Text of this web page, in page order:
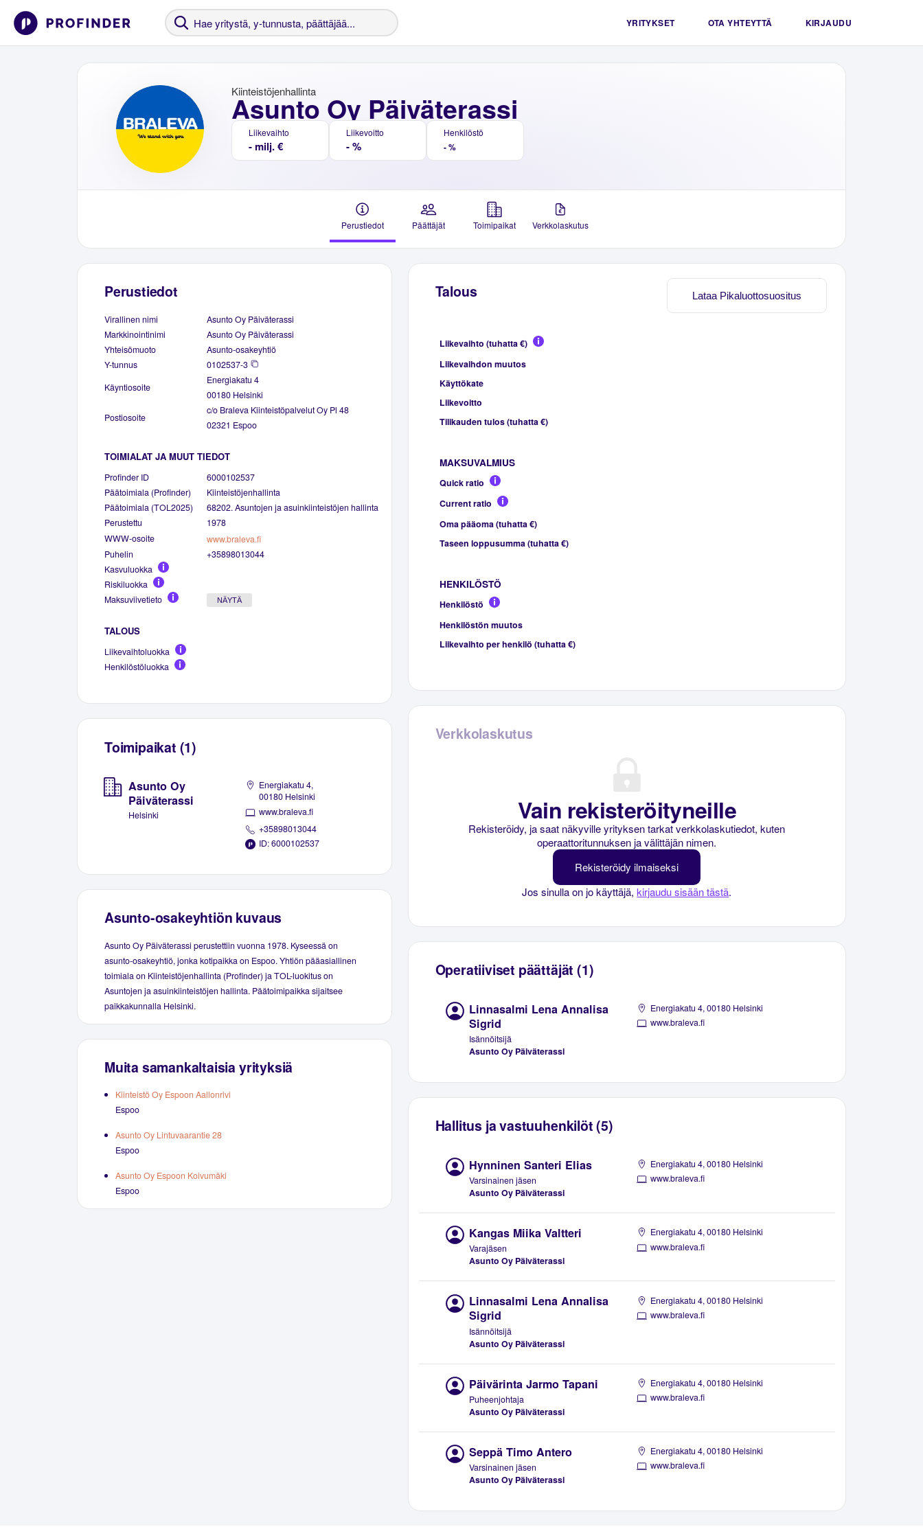
YRITYKSET OTA YHTEYTTÄ KIRJAUDU
Asunto Oy Päiväterassi
Kiinteistöjenhallinta
Liikevaihto
- milj. €
Liikevoitto
- %
Henkilöstö
- %
Perustiedot Päättäjät Toimipaikat Verkkolaskutus
Perustiedot
Virallinen nimi
Asunto Oy Päiväterassi
Markkinointinimi
Asunto Oy Päiväterassi
Yhteisömuoto
Asunto-osakeyhtiö
Y-tunnus
0102537-3
Käyntiosoite
Energiakatu 4
00180 Helsinki
Postiosoite
c/o Braleva Kiinteistöpalvelut Oy Pl 48
02321 Espoo
TOIMIALAT JA MUUT TIEDOT
Profinder ID
6000102537
Päätoimiala (Profinder)
Kiinteistöjenhallinta
Päätoimiala (TOL2025)
68202. Asuntojen ja asuinkiinteistöjen hallinta
Perustettu
1978
WWW-osoite
www.braleva.fi
Puhelin
+35898013044
Kasvuluokka
Riskiluokka
Maksuviivetieto
NÄYTÄ
TALOUS
Liikevaihtoluokka
Henkilöstöluokka
Toimipaikat (1)
Asunto Oy
Päiväterassi
Helsinki
Energiakatu 4,
00180 Helsinki
www.braleva.fi
+35898013044
ID: 6000102537
Asunto-osakeyhtiön kuvaus
Asunto Oy Päiväterassi perustettiin vuonna 1978. Kyseessä on
asunto-osakeyhtiö, jonka kotipaikka on Espoo. Yhtiön pääasiallinen
toimiala on Kiinteistöjenhallinta (Profinder) ja TOL-luokitus on
Asuntojen ja asuinkiinteistöjen hallinta. Päätoimipaikka sijaitsee
paikkakunnalla Helsinki.
Muita samankaltaisia yrityksiä
Kiinteistö Oy Espoon Aallonrivi
Espoo
Asunto Oy Lintuvaarantie 28
Espoo
Asunto Oy Espoon Koivumäki
Espoo
Lataa Pikaluottosuositus
Talous
Liikevaihto (tuhatta €)
Liikevaihdon muutos
Käyttökate
Liikevoitto
Tilikauden tulos (tuhatta €)
MAKSUVALMIUS
Quick ratio
Current ratio
Oma pääoma (tuhatta €)
Taseen loppusumma (tuhatta €)
HENKILÖSTÖ
Henkilöstö
Henkilöstön muutos
Liikevaihto per henkilö (tuhatta €)
Verkkolaskutus
Vain rekisteröityneille
Rekisteröidy, ja saat näkyville yrityksen tarkat verkkolaskutiedot, kuten
operaattoritunnuksen ja välittäjän nimen.
Rekisteröidy ilmaiseksi
Jos sinulla on jo käyttäjä,kirjaudu sisään tästä.
Operatiiviset päättäjät (1)
Linnasalmi Lena Annalisa
Sigrid
Isännöitsijä
Asunto Oy Päiväterassi
Energiakatu 4, 00180 Helsinki
www.braleva.fi
Hallitus ja vastuuhenkilöt (5)
Hynninen Santeri Elias
Varsinainen jäsen
Asunto Oy Päiväterassi
Energiakatu 4, 00180 Helsinki
www.braleva.fi
Kangas Miika Valtteri
Varajäsen
Asunto Oy Päiväterassi
Energiakatu 4, 00180 Helsinki
www.braleva.fi
Linnasalmi Lena Annalisa
Sigrid
Isännöitsijä
Asunto Oy Päiväterassi
Energiakatu 4, 00180 Helsinki
www.braleva.fi
Päivärinta Jarmo Tapani
Puheenjohtaja
Asunto Oy Päiväterassi
Energiakatu 4, 00180 Helsinki
www.braleva.fi
Seppä Timo Antero
Varsinainen jäsen
Asunto Oy Päiväterassi
Energiakatu 4, 00180 Helsinki
www.braleva.fi